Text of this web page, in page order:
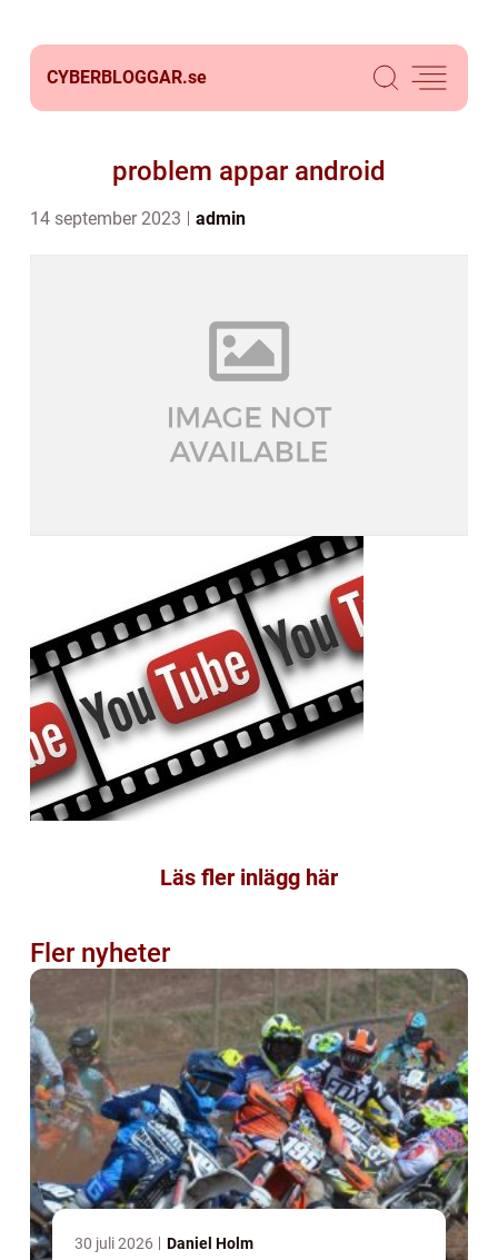
CYBERBLOGGAR.se
problem appar android
14 september 2023 admin
Läs fler inlägg här
Fler nyheter
30 juli 2026 Daniel Holm